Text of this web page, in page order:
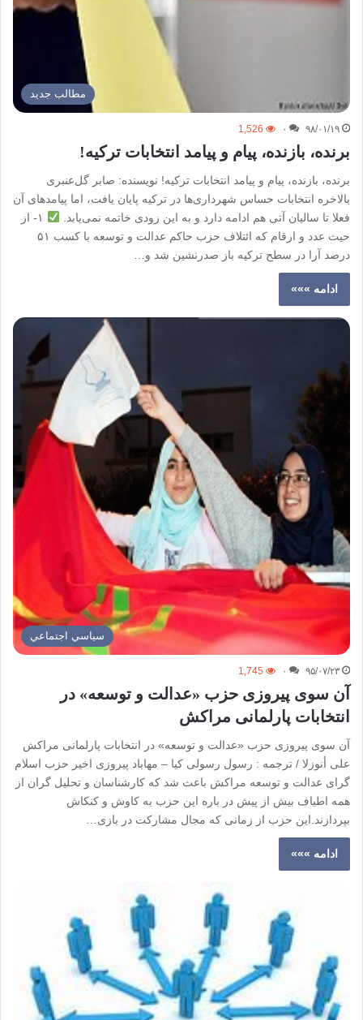
مطالب جدید
۹۸/۰۱/۱۹ ۰ 1,526
برنده، بازنده، پیام و پیامد انتخابات ترکیه!
برنده، بازنده، پیام و پیامد انتخابات ترکیه! نویسنده: صابر گل‌عنبری
بالاخره انتخابات حساس شهرداری‌ها در ترکیه پایان یافت، اما پیامدهای آن
فعلا تا سالیان آتی هم ادامه دارد و به این زودی خاتمه نمی‌یابد.
۱- از
حیث عدد و ارقام که ائتلاف حزب حاکم عدالت و توسعه با کسب ۵۱
درصد آرا در سطح ترکیه باز صدرنشین شد و…
ادامه »»»
سياسي اجتماعي
۹۵/۰۷/۲۳ ۰ 1,745
آن سوی پیروزی حزب «عدالت و توسعه» در
انتخابات پارلمانی مراکش
آن سوی پیروزی حزب «عدالت و توسعه» در انتخابات پارلمانی مراکش
علی أنوزلا / ترجمه : رسول رسولی کیا – مهاباد پیروزی اخیر حزب اسلام
گرای عدالت و توسعه مراکش باعث شد که کارشناسان و تحلیل گران از
همه اطیاف بیش از پیش در باره این حزب به کاوش و کنکاش
بپردازند.این حزب از زمانی که مجال مشارکت در بازی…
ادامه »»»